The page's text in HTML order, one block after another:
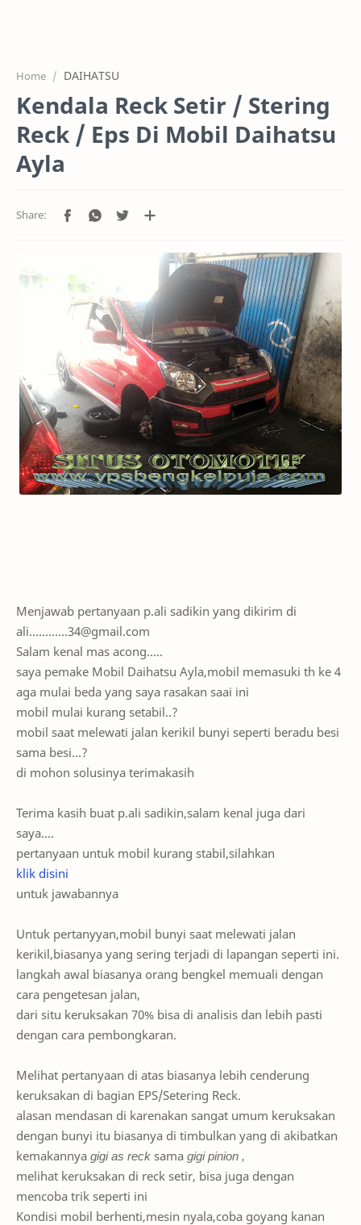
PROJEK
RTL MODE
Home DAIHATSU
Kendala Reck Setir / Stering
Reck / Eps Di Mobil Daihatsu
Ayla
Menjawab pertanyaan p.ali sadikin yang dikirim di
ali............34@gmail.com
Salam kenal mas acong.....
saya pemake Mobil Daihatsu Ayla,mobil memasuki th ke 4
aga mulai beda yang saya rasakan saai ini
mobil mulai kurang setabil..?
mobil saat melewati jalan kerikil bunyi seperti beradu besi
sama besi...?
di mohon solusinya terimakasih
Terima kasih buat p.ali sadikin,salam kenal juga dari
saya....
pertanyaan untuk mobil kurang stabil,silahkan
klik disini
untuk jawabannya
Untuk pertanyyan,mobil bunyi saat melewati jalan
kerikil,biasanya yang sering terjadi di lapangan seperti ini.
langkah awal biasanya orang bengkel memuali dengan
cara pengetesan jalan,
dari situ keruksakan 70% bisa di analisis dan lebih pasti
dengan cara pembongkaran.
Melihat pertanyaan di atas biasanya lebih cenderung
keruksakan di bagian EPS/Setering Reck.
alasan mendasan di karenakan sangat umum keruksakan
dengan bunyi itu biasanya di timbulkan yang di akibatkan
kemakannya gigi as reck sama gigi pinion ,
melihat keruksakan di reck setir, bisa juga dengan
mencoba trik seperti ini
Kondisi mobil berhenti,mesin nyala,coba goyang kanan